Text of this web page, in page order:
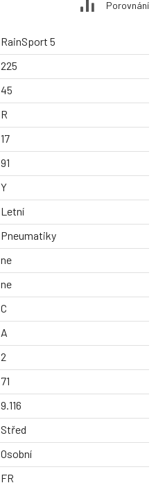
Porovnání
RainSport 5
225
45
R
17
91
Y
Letní
Pneumatiky
ne
ne
C
A
2
71
9.116
Střed
Osobní
FR